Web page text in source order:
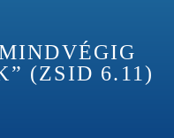
(ZSID 6.11)